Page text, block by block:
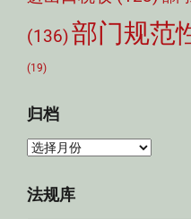
(136)部门规范
(19)
归档
归
法规库